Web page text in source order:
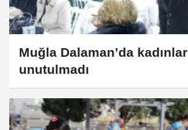
Muğla Dalaman’da kadınlar
unutulmadı